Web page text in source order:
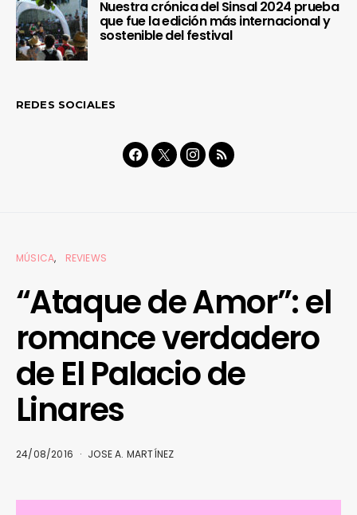
Nuestra crónica del Sinsal 2024 prueba
que fue la edición más internacional y
sostenible del festival
REDES SOCIALES
MÚSICA REVIEWS
“Ataque de Amor”: el
romance verdadero
de El Palacio de
Linares
24/08/2016 JOSE A. MARTÍNEZ